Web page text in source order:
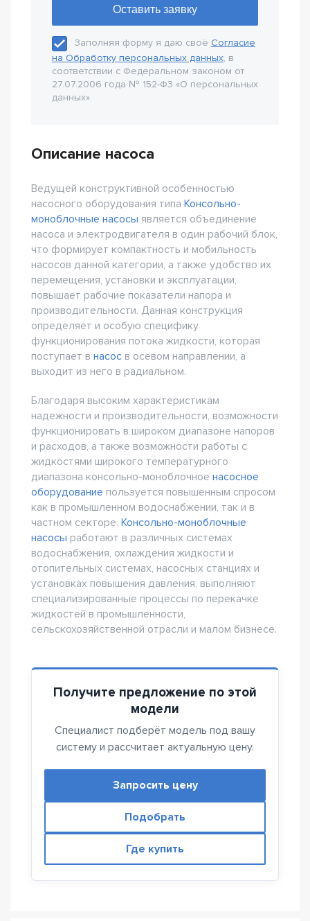
Заполняя форму я даю своё Согласие
на Обработку персональных данных, в
соответствии с Федеральном законом от
27.07.2006 года № 152-Ф3 «О персональных
данных».
Описание насоса
Ведущей конструктивной особенностью
насосного оборудования типа Консольно-
моноблочные насосы является объединение
насоса и электродвигателя в один рабочий блок,
что формирует компактность и мобильность
насосов данной категории, а также удобство их
перемещения, установки и эксплуатации,
повышает рабочие показатели напора и
производительности. Данная конструкция
определяет и особую специфику
функционирования потока жидкости, которая
поступает в насос в осевом направлении, а
выходит из него в радиальном.
Благодаря высоким характеристикам
надежности и производительности, возможности
функционировать в широком диапазоне напоров
и расходов, а также возможности работы с
жидкостями широкого температурного
диапазона консольно-моноблочное насосное
оборудование пользуется повышенным спросом
как в промышленном водоснабжении, так и в
частном секторе. Консольно-моноблочные
насосы работают в различных системах
водоснабжения, охлаждения жидкости и
отопительных системах, насосных станциях и
установках повышения давления, выполняют
специализированные процессы по перекачке
жидкостей в промышленности,
сельскохозяйственной отрасли и малом бизнесе.
Получите предложение по этой
модели
Специалист подберёт модель под вашу
систему и рассчитает актуальную цену.
Запросить цену
Подобрать
Где купить